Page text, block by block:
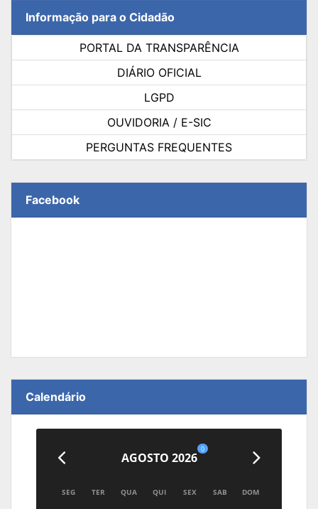
Informação para o Cidadão
PORTAL DA TRANSPARÊNCIA
DIÁRIO OFICIAL
LGPD
OUVIDORIA / E-SIC
PERGUNTAS FREQUENTES
Facebook
Calendário
AGOSTO 2026
0
SEG TER QUA QUI SEX SAB DOM